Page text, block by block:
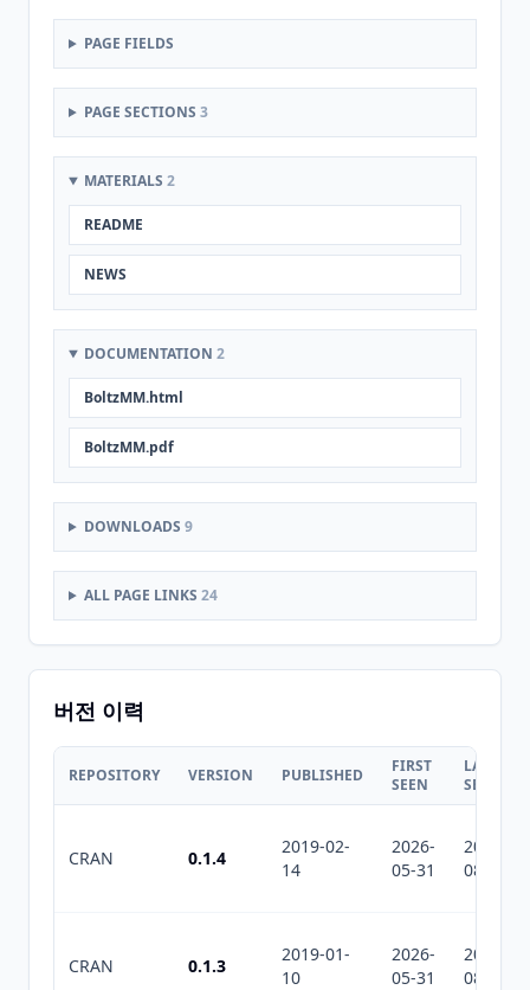
PAGE FIELDS
PAGE SECTIONS 3
MATERIALS 2
README
NEWS
DOCUMENTATION 2
BoltzMM.html
BoltzMM.pdf
DOWNLOADS 9
ALL PAGE LINKS 24
버전 이력
REPOSITORY VERSION PUBLISHED
FIRST
SEEN
LAST
SEEN
CRAN 0.1.4
2019-02-
14
2026-
05-31
2026-
08-06
CRAN 0.1.3
2019-01-
10
2026-
05-31
2026-
08-06